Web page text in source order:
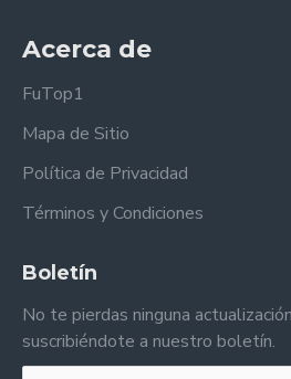
Acerca de
FuTop1
Mapa de Sitio
Política de Privacidad
Términos y Condiciones
Boletín
No te pierdas ninguna
suscribiéndote a nuestro boletín.